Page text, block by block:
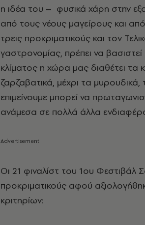
η ιδέα του – φυσικά χάρη στην
από τους νέους μαγείρους και
τρεις προκριματικούς και τον
γαστρονομίας, πρέπει να
κλίματος η χώρα μας διαθέτει τα
ζαρζαβατικά, μέχρι τα
επιμείνουμε μπορεί να
ανάμεσα σε πολλά άλλα
Οι 21 φιναλίστ του 1ου
προκριματικούς αφού
κριτηρίων: